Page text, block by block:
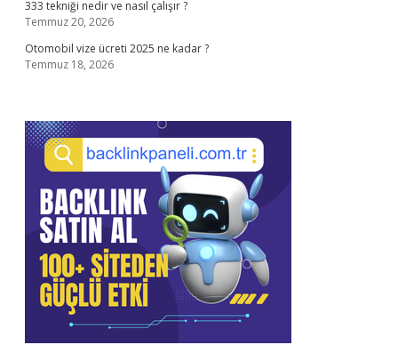
333 tekniği nedir ve nasıl çalışır ?
Temmuz 20, 2026
Otomobil vize ücreti 2025 ne kadar ?
Temmuz 18, 2026